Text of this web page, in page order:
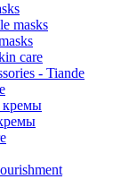
masks
care
- Tiande